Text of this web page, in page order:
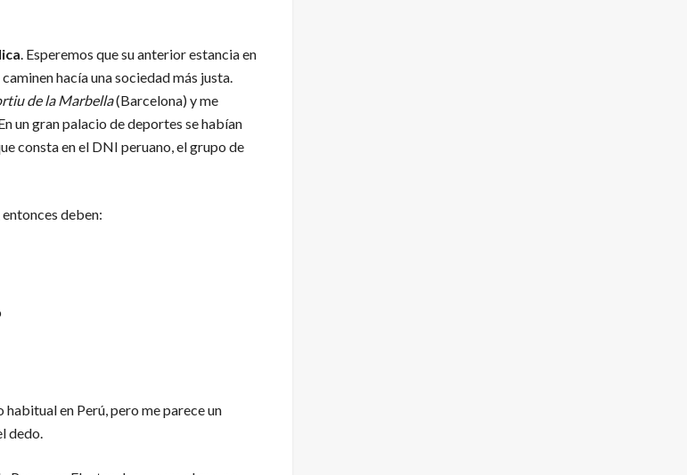
. Esperemos que su anterior estancia en
hacía una sociedad más justa.
de la Marbella(Barcelona) y me
un gran palacio de deportes se habían
consta en el DNI peruano, el grupo de
deben:
en Perú, pero me parece un
dedo.